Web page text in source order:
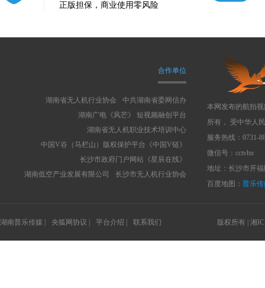
正版担保，商业使用零风险
合作单位
中共湖南省委网信办
湖南省无人机行业协会
湖南广电《风芒》 短视频融创平台
湖南省无人机职业技术培训中心
中国V谷（马栏山）版权保护平台《中国V链》
长沙市政府门户网站《星辰在线》
长沙市无人机行业协会
湖南低空产业发展有限公司
本网发布的航拍
所有， 受中华人
服务热线：0731-
微信号：cctvhn
地址：长沙市开
百度地图： 普乐
湖南普乐传媒 | 央狐网协议 | 平台介绍 | 联系我们 版权所有 | 湘